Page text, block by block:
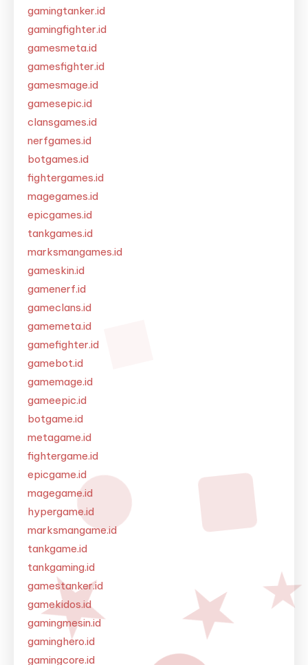
gamingtanker.id
gamingfighter.id
gamesmeta.id
gamesfighter.id
gamesmage.id
gamesepic.id
clansgames.id
nerfgames.id
botgames.id
fightergames.id
magegames.id
epicgames.id
tankgames.id
marksmangames.id
gameskin.id
gamenerf.id
gameclans.id
gamemeta.id
gamefighter.id
gamebot.id
gamemage.id
gameepic.id
botgame.id
metagame.id
fightergame.id
epicgame.id
magegame.id
hypergame.id
marksmangame.id
tankgame.id
tankgaming.id
gamestanker.id
gamekidos.id
gamingmesin.id
gaminghero.id
gamingcore.id